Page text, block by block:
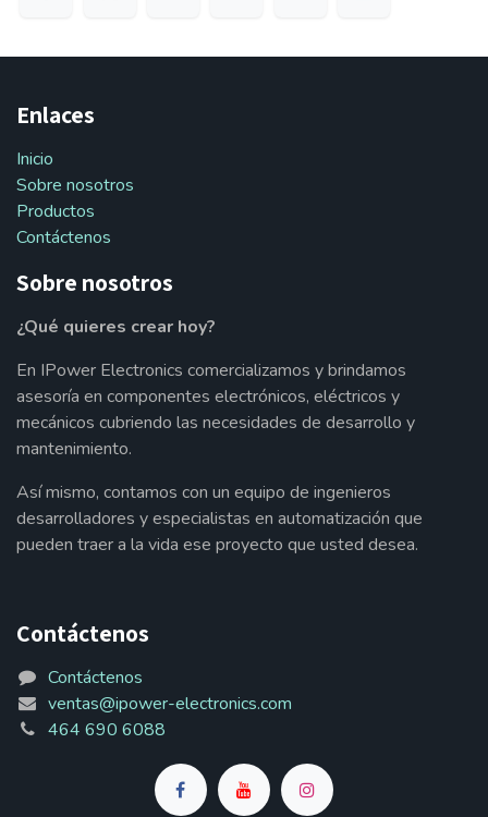
Enlaces
Inicio
Sobre nosotros
Productos
Contáctenos
Sobre nosotros
¿Qué quieres crear hoy?
En IPower Electronics comercializamos y brindamos
asesoría en componentes electrónicos, eléctricos y
mecánicos cubriendo las necesidades de desarrollo y
mantenimiento.
Así mismo, contamos con un equipo de ingenieros
desarrolladores y especialistas en automatización que
pueden traer a la vida ese proyecto que usted desea.
Contáctenos
Contáctenos
ventas@ipower-electronics.com
464 690 6088